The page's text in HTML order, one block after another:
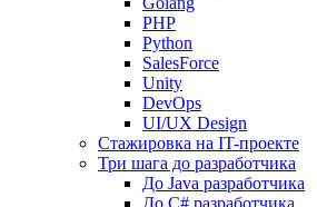
PHP
Python
SalesForce
Unity
DevOps
UI/UX Design
Стажировка на IT-проекте
Три шага до разработчика
До Java разработчика
До C# разработчика